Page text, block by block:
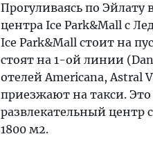
Прогуливаясь по Эйлату
центра Ice Park&Mall с
Ice Park&Mall стоит на
стоят на 1-ой линии
отелей Americana, Astral
приезжают на такси.
развлекательный
1800 м2.